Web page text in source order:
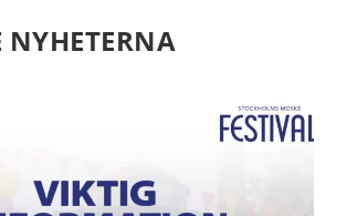
NYHETERNA